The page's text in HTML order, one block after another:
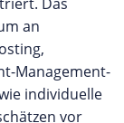
an
Management-
individuelle
vor